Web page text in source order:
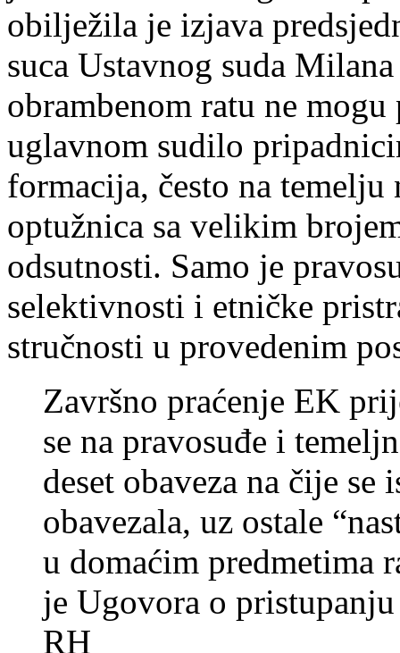
obilježila je izjava
suca Ustavnog suda
obrambenom ratu ne
uglavnom sudilo
formacija, često na
optužnica sa velikim
odsutnosti. Samo je
selektivnosti i etničke
stručnosti u provedenim
Završno praćenje EK
se na pravosuđe i
deset obaveza na čije se
obavezala, uz ostale
u domaćim predmetima
je Ugovora o
RH